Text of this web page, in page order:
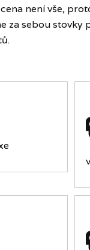
není vše,
za sebou stovky